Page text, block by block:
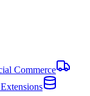
Commerce